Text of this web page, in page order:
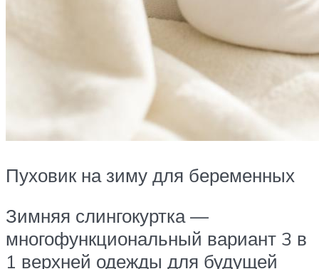
Пуховик на зиму для беременных
Зимняя слингокуртка —
многофункциональный вариант 3 в
1 верхней одежды для будущей